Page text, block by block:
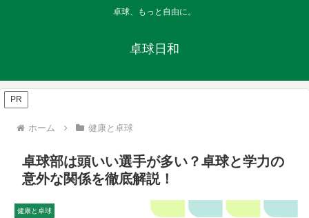
卓球、もっと自由に。
卓球日和
PR
ホーム 健康と卓球
卓球部は頭いい選手が多い？卓球と学力の
意外な関係を徹底解説！
健康と卓球